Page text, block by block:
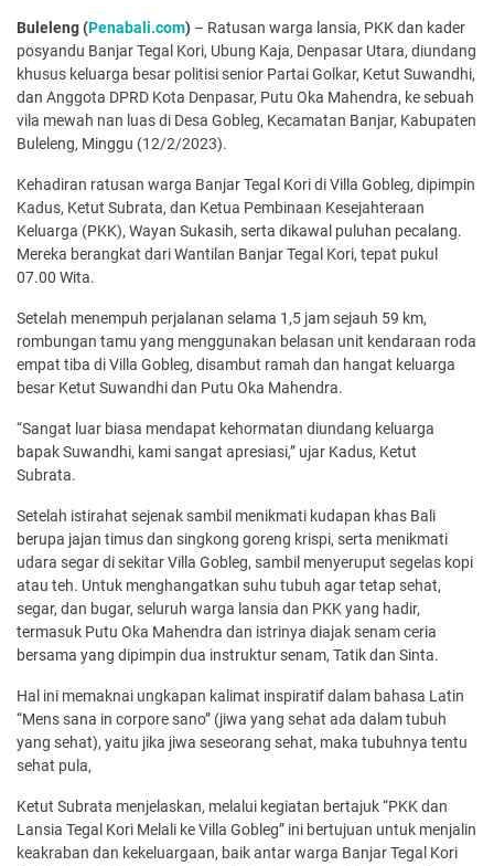
Buleleng (Penabali.com) – Ratusan warga lansia, PKK dan kader
posyandu Banjar Tegal Kori, Ubung Kaja, Denpasar Utara, diundang
khusus keluarga besar politisi senior Partai Golkar, Ketut Suwandhi,
dan Anggota DPRD Kota Denpasar, Putu Oka Mahendra, ke sebuah
vila mewah nan luas di Desa Gobleg, Kecamatan Banjar, Kabupaten
Buleleng, Minggu (12/2/2023).
Kehadiran ratusan warga Banjar Tegal Kori di Villa Gobleg, dipimpin
Kadus, Ketut Subrata, dan Ketua Pembinaan Kesejahteraan
Keluarga (PKK), Wayan Sukasih, serta dikawal puluhan pecalang.
Mereka berangkat dari Wantilan Banjar Tegal Kori, tepat pukul
07.00 Wita.
Setelah menempuh perjalanan selama 1,5 jam sejauh 59 km,
rombungan tamu yang menggunakan belasan unit kendaraan roda
empat tiba di Villa Gobleg, disambut ramah dan hangat keluarga
besar Ketut Suwandhi dan Putu Oka Mahendra.
“Sangat luar biasa mendapat kehormatan diundang keluarga
bapak Suwandhi, kami sangat apresiasi,” ujar Kadus, Ketut
Subrata.
Setelah istirahat sejenak sambil menikmati kudapan khas Bali
berupa jajan timus dan singkong goreng krispi, serta menikmati
udara segar di sekitar Villa Gobleg, sambil menyeruput segelas kopi
atau teh. Untuk menghangatkan suhu tubuh agar tetap sehat,
segar, dan bugar, seluruh warga lansia dan PKK yang hadir,
termasuk Putu Oka Mahendra dan istrinya diajak senam ceria
bersama yang dipimpin dua instruktur senam, Tatik dan Sinta.
Hal ini memaknai ungkapan kalimat inspiratif dalam bahasa Latin
“Mens sana in corpore sano” (jiwa yang sehat ada dalam tubuh
yang sehat), yaitu jika jiwa seseorang sehat, maka tubuhnya tentu
sehat pula,
Ketut Subrata menjelaskan, melalui kegiatan bertajuk “PKK dan
Lansia Tegal Kori Melali ke Villa Gobleg” ini bertujuan untuk menjalin
keakraban dan kekeluargaan, baik antar warga Banjar Tegal Kori